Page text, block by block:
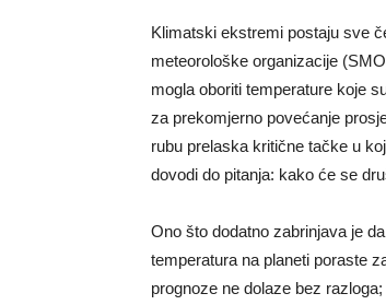
Klimatski ekstremi postaju sve
meteorološke organizacije
mogla oboriti temperature koje
za prekomjerno povećanje
rubu prelaska kritične tačke u
dovodi do pitanja: kako će se
Ono što dodatno zabrinjava je
temperatura na planeti poraste
prognoze ne dolaze bez